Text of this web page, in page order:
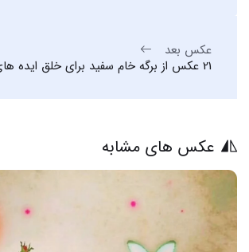
عکس بعد
21 عکس از برگه خام سفید برای خلق ایده های خلاقانه
عکس های مشابه